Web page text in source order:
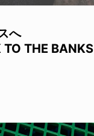
へ
THE BANKS